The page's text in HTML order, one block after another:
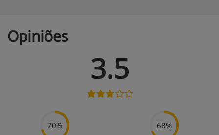
Opiniões
3.5
70% 68%